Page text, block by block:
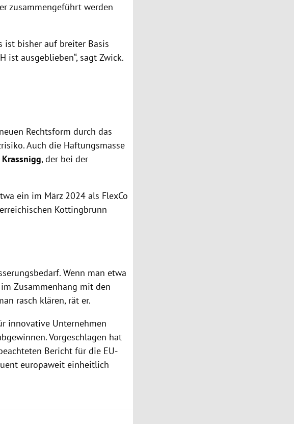
zusammengeführt werden
ist bisher auf breiter Basis
ist ausgeblieben“, sagt Zwick.
Rechtsform durch das
Auch die Haftungsmasse
, der bei der
ein im März 2024 als FlexCo
Kottingbrunn
Wenn man etwa
Zusammenhang mit den
rasch klären, rät er.
innovative Unternehmen
Vorgeschlagen hat
Bericht für die EU-
europaweit einheitlich